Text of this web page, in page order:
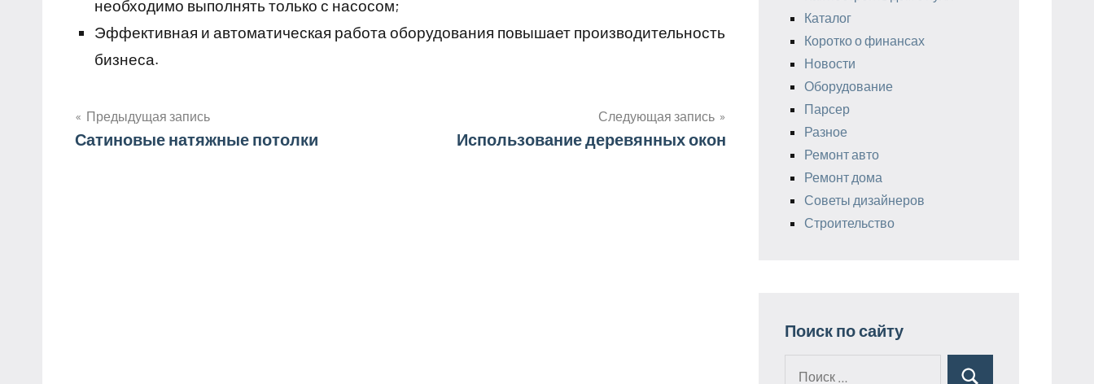
необходимо выполнять только с насосом;
Эффективная и автоматическая работа оборудования повышает производительность
бизнеса.
Навигация
Предыдущая запись
Сатиновые натяжные потолки
Следующая запись
Использование деревянных окон
Каталог
Коротко о финансах
Новости
Оборудование
Парсер
Разное
Ремонт авто
Ремонт дома
Советы дизайнеров
Строительство
Поиск по сайту